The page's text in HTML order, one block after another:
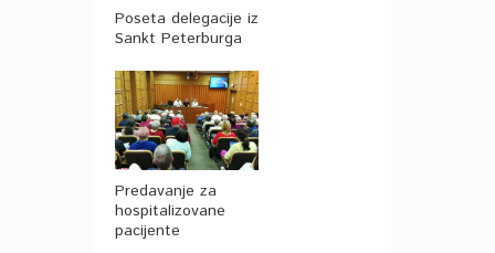
Poseta delegacije iz
Sankt Peterburga
Predavanje za
hospitalizovane
pacijente